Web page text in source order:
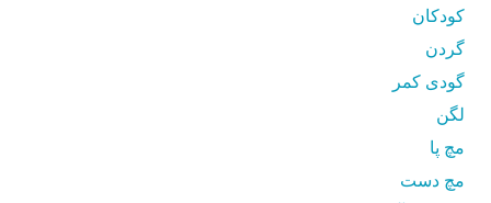
کودکان
گردن
گودی کمر
لگن
مچ پا
مچ دست